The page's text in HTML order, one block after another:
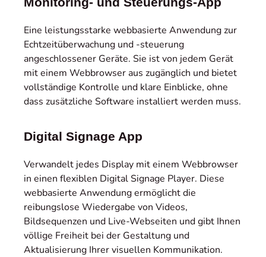
Eine leistungsstarke webbasierte Anwendung zur
Echtzeitüberwachung und -steuerung
angeschlossener Geräte. Sie ist von jedem Gerät
mit einem Webbrowser aus zugänglich und bietet
vollständige Kontrolle und klare Einblicke, ohne
dass zusätzliche Software installiert werden muss.
Digital Signage App
Verwandelt jedes Display mit einem Webbrowser
in einen flexiblen Digital Signage Player. Diese
webbasierte Anwendung ermöglicht die
reibungslose Wiedergabe von Videos,
Bildsequenzen und Live-Webseiten und gibt Ihnen
völlige Freiheit bei der Gestaltung und
Aktualisierung Ihrer visuellen Kommunikation.